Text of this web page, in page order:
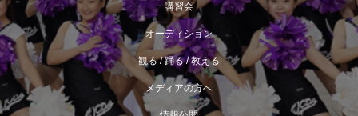
講習会
オーディション
観る / 踊る / 教える
メディアの方へ